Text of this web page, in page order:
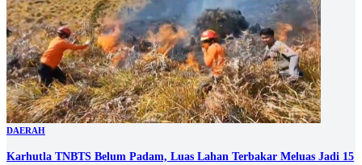
DAERAH
Karhutla TNBTS Belum Padam, Luas Lahan Terbakar Meluas Jadi 15